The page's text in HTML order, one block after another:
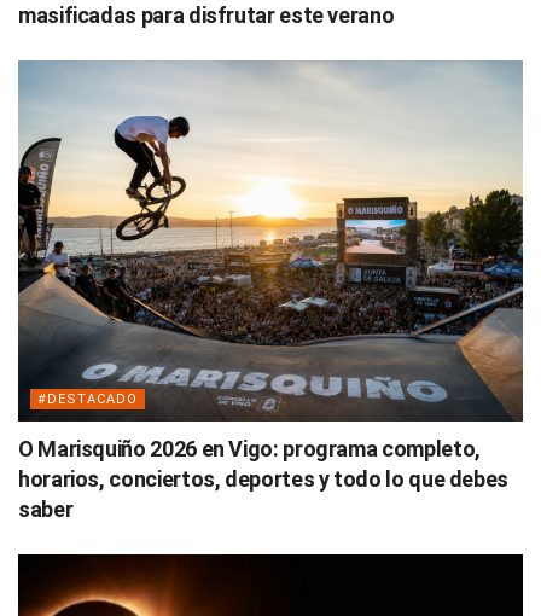
masificadas para disfrutar este verano
#DESTACADO
O Marisquiño 2026 en Vigo: programa completo,
horarios, conciertos, deportes y todo lo que debes
saber